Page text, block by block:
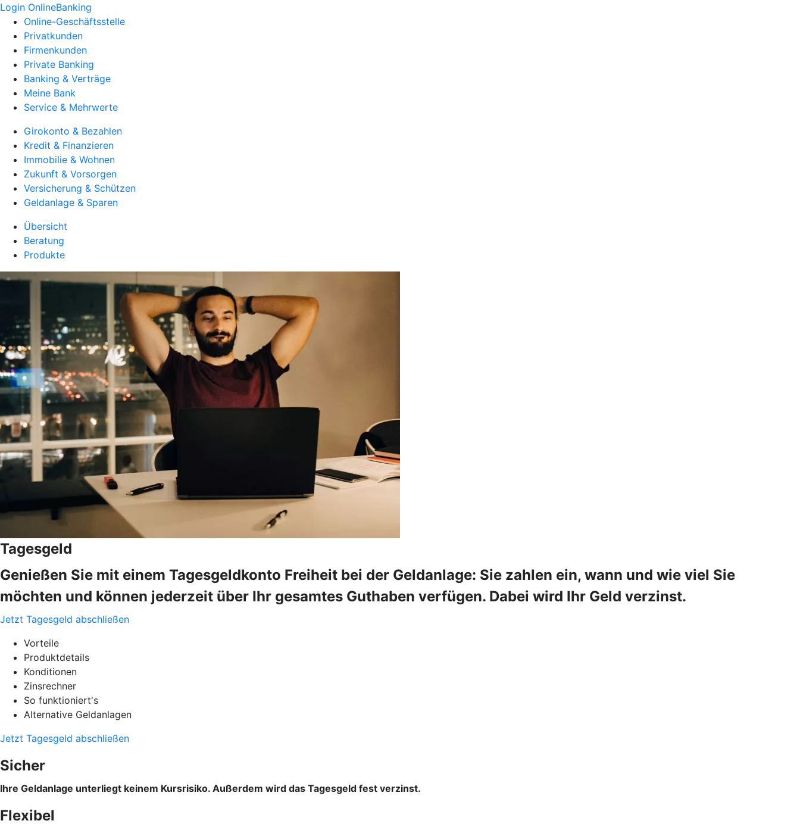
Login OnlineBanking
Online-Geschäftsstelle
Privatkunden
Firmenkunden
Private Banking
Banking & Verträge
Meine Bank
Service & Mehrwerte
Girokonto & Bezahlen
Kredit & Finanzieren
Immobilie & Wohnen
Zukunft & Vorsorgen
Versicherung & Schützen
Geldanlage & Sparen
Übersicht
Beratung
Produkte
Tagesgeld
Genießen Sie mit einem Tagesgeldkonto Freiheit bei der Geldanlage: Sie zahlen ein, wann und wie viel Sie
möchten und können jederzeit über Ihr gesamtes Guthaben verfügen. Dabei wird Ihr Geld verzinst.
Jetzt Tagesgeld abschließen
Vorteile
Produktdetails
Konditionen
Zinsrechner
So funktioniert's
Alternative Geldanlagen
Jetzt Tagesgeld abschließen
Sicher
Ihre Geldanlage unterliegt keinem Kursrisiko. Außerdem wird das Tagesgeld fest verzinst.
Flexibel